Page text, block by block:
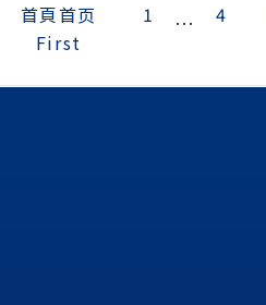
首頁首页
First
1 ... 4